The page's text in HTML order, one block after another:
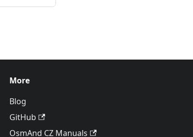
More
Blog
GitHub
OsmAnd CZ Manuals